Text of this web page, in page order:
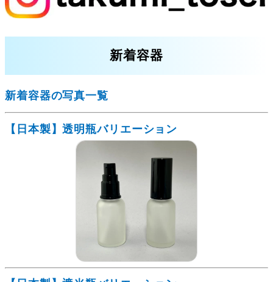
新着容器
新着容器の写真一覧
【日本製】透明瓶バリエーション